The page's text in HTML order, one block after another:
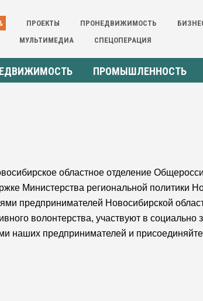
ПРОЕКТЫ ПРОНЕДВИЖИМОСТЬ
МУЛЬТИМЕДИА
СПЕЦОПЕРАЦИЯ
ПРОМЫШЛЕННОСТЬ
областное отделение
Министерства региональной политики
предпринимателей Новосибирской
волонтерства, участвуют в
наших предпринимателей и